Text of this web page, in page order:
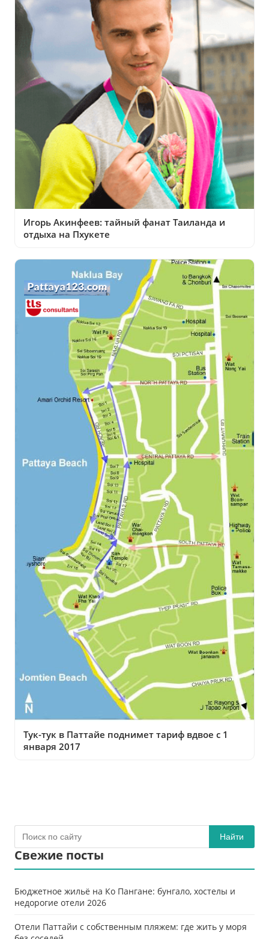
Игорь Акинфеев: тайный фанат Таиланда и
отдыха на Пхукете
Тук-тук в Паттайе поднимет тариф вдвое с 1
января 2017
Найти
Свежие посты
Бюджетное жильё на Ко Пангане: бунгало, хостелы и
недорогие отели 2026
Отели Паттайи с собственным пляжем: где жить у моря